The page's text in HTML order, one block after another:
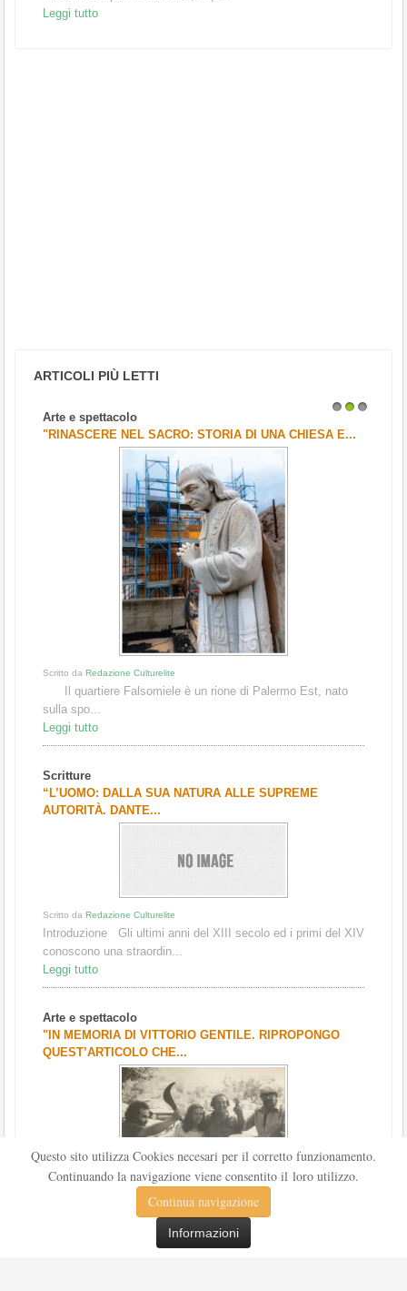
Leggi tutto
ARTICOLI PIÙ LETTI
Arte e spettacolo
"RINASCERE NEL SACRO: STORIA DI UNA CHIESA E...
Scritto da Redazione Culturelite
Il quartiere Falsomiele è un rione di Palermo Est, nato
sulla spo...
Leggi tutto
Scritture
“L’UOMO: DALLA SUA NATURA ALLE SUPREME
AUTORITÀ. DANTE...
Scritto da Redazione Culturelite
Introduzione Gli ultimi anni del XIII secolo ed i primi del XIV
conoscono una straordin...
Leggi tutto
Arte e spettacolo
"IN MEMORIA DI VITTORIO GENTILE. RIPROPONGO
QUEST’ARTICOLO CHE...
La scultura di Vittorio Gentile È difficile parlare di Vittorio
Questo sito utilizza Cookies necesari per il corretto funzionamento.
Continuando la navigazione viene consentito il loro utilizzo.
Continua navigazione
Informazioni